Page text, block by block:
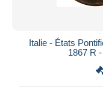
Italie - États
1867 R